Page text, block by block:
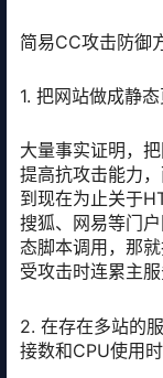
简易CC攻击防御
1. 把网站做成静态
大量事实证明，
提高抗攻击能力
到现在为止关于
搜狐、网易等门
态脚本调用，那
受攻击时连累主服
2. 在存在多站的
接数和CPU使用